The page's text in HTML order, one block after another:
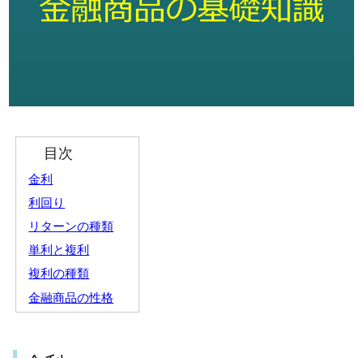
目次
金利
利回り
リターンの種類
単利と複利
複利の種類
金融商品の性格